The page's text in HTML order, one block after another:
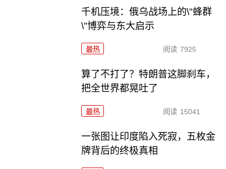
千机压境：俄乌战场上的\"蜂群
\"博弈与东大启示
最热 阅读 7925
算了不打了？特朗普这脚刹车，
把全世界都晃吐了
最热 阅读 15041
一张图让印度陷入死寂，五枚金
牌背后的终极真相